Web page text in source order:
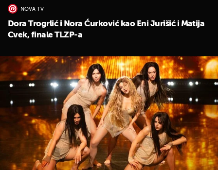
NOVA TV
Dora Trogrlić i Nora Ćurković kao Eni Jurišić i Matija
Cvek, finale TLZP-a